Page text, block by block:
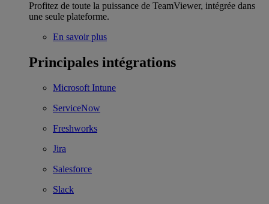
Profitez de toute la puissance de TeamViewer, intégrée dans
une seule plateforme.
En savoir plus
Principales intégrations
Microsoft Intune
ServiceNow
Freshworks
Jira
Salesforce
Slack